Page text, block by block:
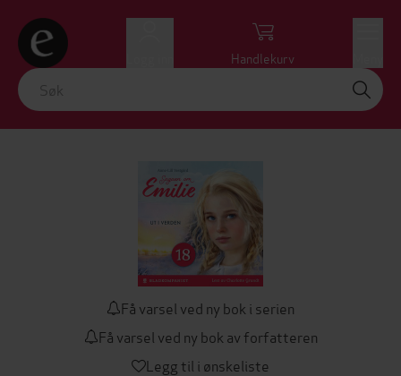
Handlekurv
Få varsel ved ny bok i serien
Få varsel ved ny bok av forfatteren
Legg til i ønskeliste